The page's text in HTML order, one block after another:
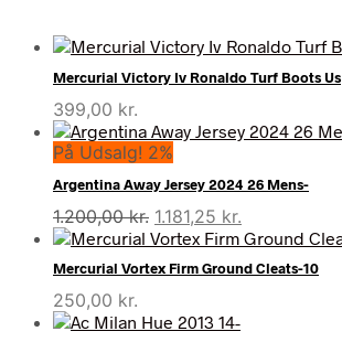
Mercurial Victory Iv Ronaldo Turf Boots Us
399,00 kr.
På Udsalg! 2%
Argentina Away Jersey 2024 26 Mens-
1.200,00kr. Den
oprindelige
pris
var:
1.181,25 kr.
aktuelle
pris
er:
Mercurial Vortex Firm Ground Cleats-10
250,00 kr.